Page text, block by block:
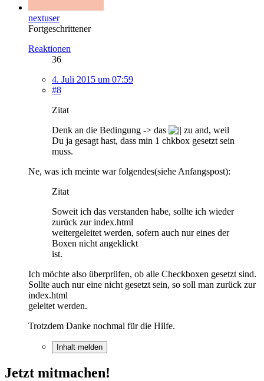
nextuser
Fortgeschrittener
Reaktionen
36
4. Juli 2015 um 07:59
#8
Zitat
Denk an die Bedingung -> das
zu and, weil
Du ja gesagt hast, dass min 1 chkbox gesetzt sein
muss.
Ne, was ich meinte war folgendes(siehe Anfangspost):
Zitat
Soweit ich das verstanden habe, sollte ich wieder
zurück zur index.html
weitergeleitet werden, sofern auch nur eines der
Boxen nicht angeklickt
ist.
Ich möchte also überprüfen, ob alle Checkboxen gesetzt sind.
Sollte auch nur eine nicht gesetzt sein, so soll man zurück zur
index.html
geleitet werden.
Trotzdem Danke nochmal für die Hilfe.
Inhalt melden
Jetzt mitmachen!